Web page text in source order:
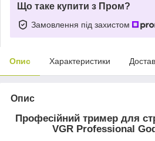
Що таке купити з Пром?
Замовлення під захистом
Опис Характеристики
Опис
Професійний тример для
VGR Professional